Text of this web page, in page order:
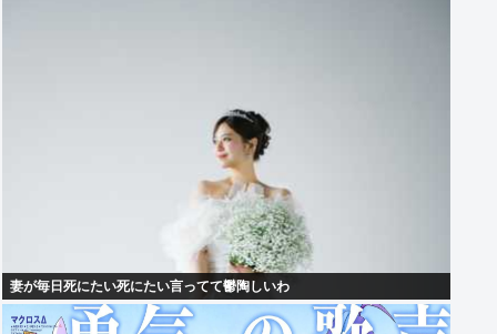
妻が毎日死にたい死にたい言ってて鬱陶しいわ